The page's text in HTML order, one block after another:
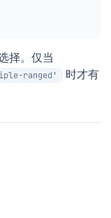
择。仅当
ranged'
时才有